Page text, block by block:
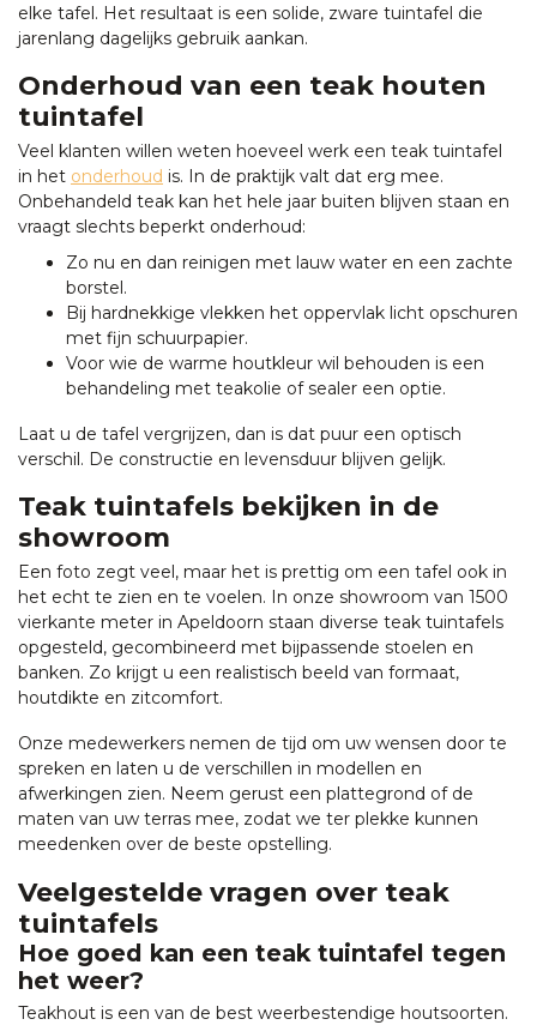
elke tafel. Het resultaat is een solide, zware tuintafel die
jarenlang dagelijks gebruik aankan.
Onderhoud van een teak houten
tuintafel
Veel klanten willen weten hoeveel werk een teak tuintafel
in het onderhoud is. In de praktijk valt dat erg mee.
Onbehandeld teak kan het hele jaar buiten blijven staan en
vraagt slechts beperkt onderhoud:
Zo nu en dan reinigen met lauw water en een zachte
borstel.
Bij hardnekkige vlekken het oppervlak licht opschuren
met fijn schuurpapier.
Voor wie de warme houtkleur wil behouden is een
behandeling met teakolie of sealer een optie.
Laat u de tafel vergrijzen, dan is dat puur een optisch
verschil. De constructie en levensduur blijven gelijk.
Teak tuintafels bekijken in de
showroom
Een foto zegt veel, maar het is prettig om een tafel ook in
het echt te zien en te voelen. In onze showroom van 1500
vierkante meter in Apeldoorn staan diverse teak tuintafels
opgesteld, gecombineerd met bijpassende stoelen en
banken. Zo krijgt u een realistisch beeld van formaat,
houtdikte en zitcomfort.
Onze medewerkers nemen de tijd om uw wensen door te
spreken en laten u de verschillen in modellen en
afwerkingen zien. Neem gerust een plattegrond of de
maten van uw terras mee, zodat we ter plekke kunnen
meedenken over de beste opstelling.
Veelgestelde vragen over teak
tuintafels
Hoe goed kan een teak tuintafel tegen
het weer?
Teakhout is een van de best weerbestendige houtsoorten.